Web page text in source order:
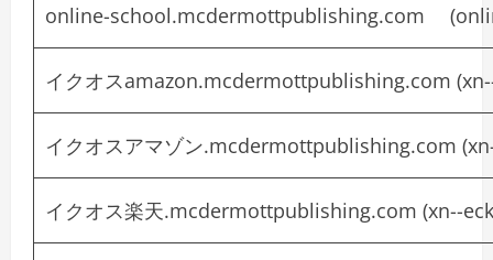
online-school.mcdermottpublishing.com (
イクオスamazon.mcdermottpublishing.com (
イクオスアマゾン.mcdermottpublishing.com (
イクオス楽天.mcdermottpublishing.com (xn--